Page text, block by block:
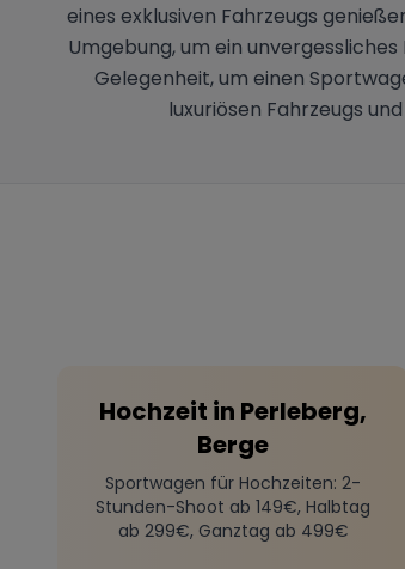
eines exklusiven Fahrzeugs
Umgebung, um ein
Gelegenheit, um einen
luxuriösen Fahrzeugs
Hochzeit in Perleberg,
Berge
Sportwagen für Hochzeiten: 2-
Stunden-Shoot ab 149€, Halbtag
ab 299€, Ganztag ab 499€